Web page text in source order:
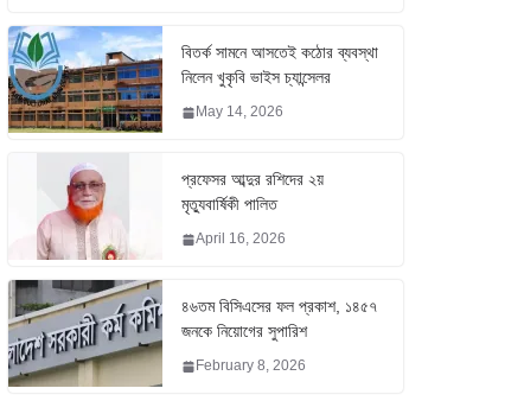
বিতর্ক সামনে আসতেই কঠোর ব্যবস্থা
নিলেন খুকৃবি ভাইস চ্যান্সেলর
May 14, 2026
প্রফেসর আব্দুর রশিদের ২য়
মৃত্যুবার্ষিকী পালিত
April 16, 2026
৪৬তম বিসিএসের ফল প্রকাশ, ১৪৫৭
জনকে নিয়োগের সুপারিশ
February 8, 2026